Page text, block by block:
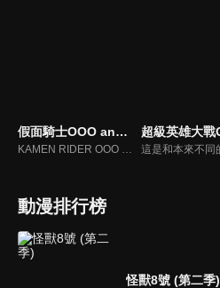
假面騎士OOO and W Feat Skull Movie大戰Core
動漫排行榜
怪獸8號 (第二季)